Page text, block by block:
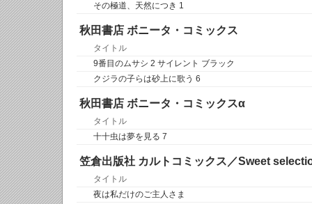
その極道、天然につき 1
秋田書店 ボニータ・コミックス
タイトル
9番目のムサシ 2 サイレント ブラック
クジラの子らは砂上に歌う 6
秋田書店 ボニータ・コミックスα
タイトル
十十虫は夢を見る 7
笠倉出版社 カルトコミックス／Sweet
タイトル
夜は私だけのご主人さま